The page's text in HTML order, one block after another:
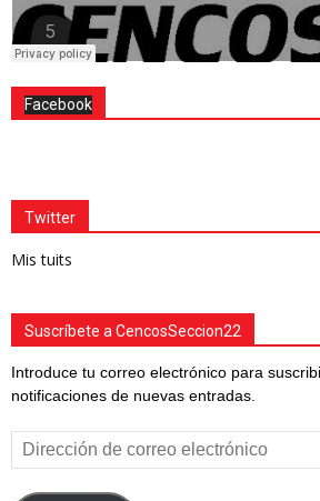
Facebook
Twitter
Mis tuits
Suscríbete a CencosSeccion22
Introduce tu correo electrónico para
notificaciones de nuevas entradas.
Dirección
de
correo